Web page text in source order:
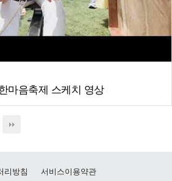
마음축제 스케치 영상
리방침 서비스이용약관